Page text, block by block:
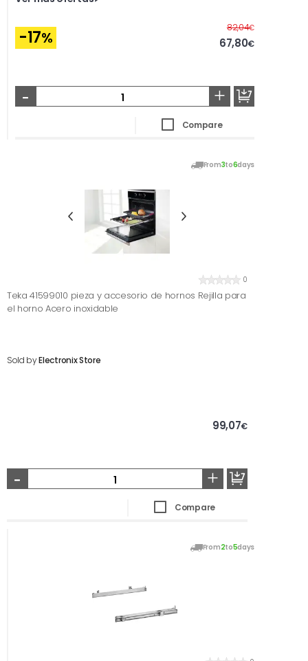
-17%
82,04€Before
67,80€
- +
Compare
From3to6days
0
Teka 41599010 pieza y accesorio de hornos Rejilla para
el horno Acero inoxidable
Sold byElectronix Store
99,07€
- +
Compare
From2to5days